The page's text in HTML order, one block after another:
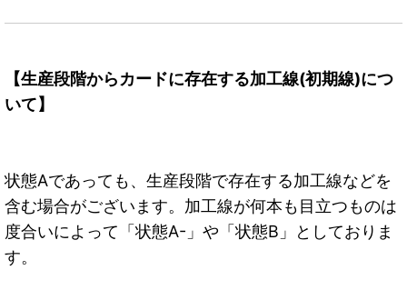
【生産段階からカードに存在する加工線(初期線)につ
いて】
状態Aであっても、生産段階で存在する加工線などを
含む場合がございます。加工線が何本も目立つものは
度合いによって「状態A-」や「状態B」としておりま
す。